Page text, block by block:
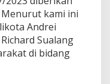
kami ini
Andrei
Sualang
di bidang